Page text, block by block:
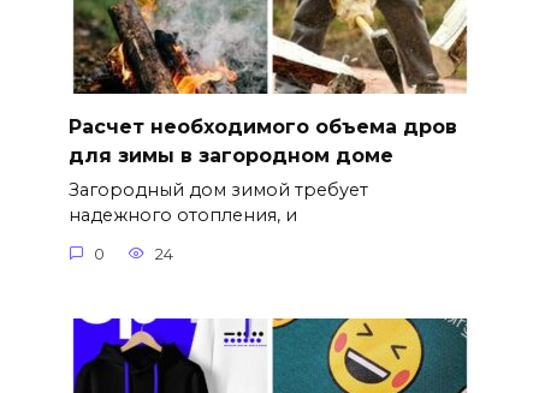
Расчет необходимого объема дров
для зимы в загородном доме
Загородный дом зимой требует
надежного отопления, и
0 24